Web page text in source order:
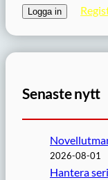
Senaste nytt
2026-08-01
Hantera